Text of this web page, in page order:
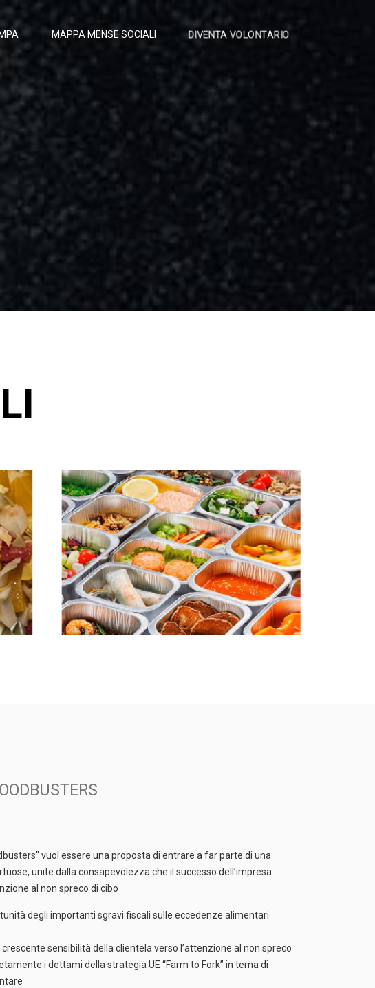
MAPPA MENSE SOCIALI DIVENTA VOLONTARIO
vuol essere una proposta di entrare a far parte di una
unite dalla consapevolezza che il successo dell’impresa
al non spreco di cibo
degli importanti sgravi fiscali sulle eccedenze alimentari
crescente sensibilità della clientela verso l’attenzione al non spreco
i dettami della strategia UE “Farm to Fork” in tema di